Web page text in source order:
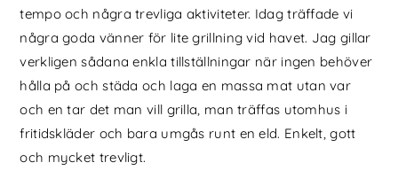
tempo och några trevliga aktiviteter. Idag träffade vi
några goda vänner för lite grillning vid havet. Jag gillar
verkligen sådana enkla tillställningar när ingen behöver
hålla på och städa och laga en massa mat utan var
och en tar det man vill grilla, man träffas utomhus i
fritidskläder och bara umgås runt en eld. Enkelt, gott
och mycket trevligt.